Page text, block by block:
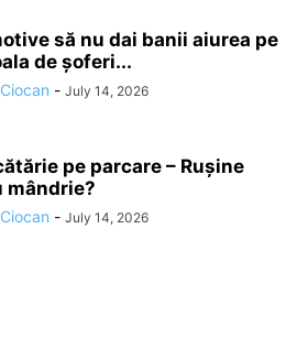
să nu dai banii aiurea pe
de șoferi...
- July 14, 2026
pe parcare – Rușine
mândrie?
- July 14, 2026